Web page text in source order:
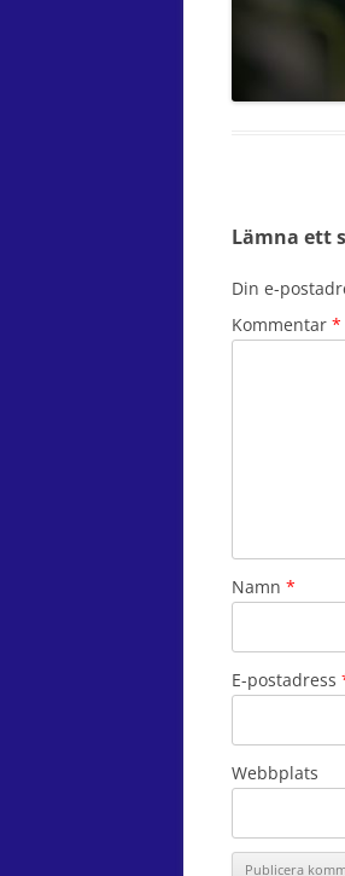
Lämna ett
Din e-
Kommentar *
Namn *
E-postadress
Webbplats